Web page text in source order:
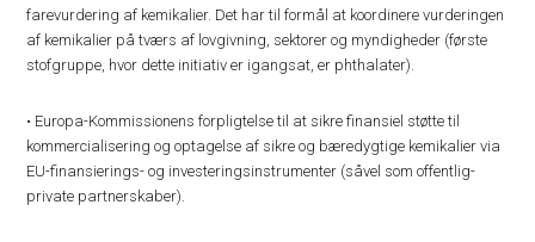
farevurdering af kemikalier. Det har til formål at koordinere vurderingen
af ​​kemikalier på tværs af lovgivning, sektorer og myndigheder (første
stofgruppe, hvor dette initiativ er igangsat, er phthalater).
• Europa-Kommissionens forpligtelse til at sikre finansiel støtte til
kommercialisering og optagelse af sikre og bæredygtige kemikalier via
EU-finansierings- og investeringsinstrumenter (såvel som offentlig-
private partnerskaber).